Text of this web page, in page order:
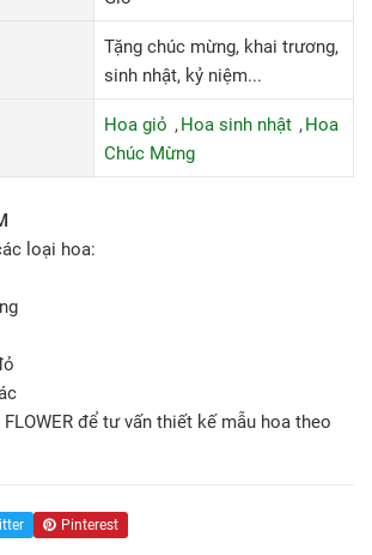
Tặng chúc mừng, khai trương,
sinh nhật, kỷ niệm...
Hoa giỏ Hoa sinh nhật
Hoa
Chúc Mừng
loại hoa:
FLOWER để tư vấn thiết kế mẫu hoa theo
Pinterest